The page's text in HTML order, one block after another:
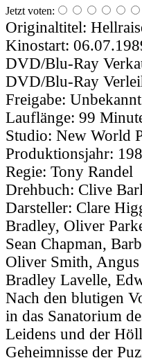
Jetzt voten:
Originaltitel:
Kinostart:
DVD/Blu-Ray
DVD/Blu-Ray
Freigabe: Unbekannt
Lauflänge: 99
Studio: New World
Produktionsjahr:
Regie: Tony Randel
Drehbuch: Clive
Darsteller: Clare
Bradley, Oliver
Sean Chapman,
Oliver Smith,
Bradley Lavelle,
Nach den blutigen
in das Sanatorium
Leidens und der
Geheimnisse der